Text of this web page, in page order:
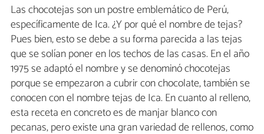
Las chocotejas son un postre emblemático de Perú,
específicamente de Ica. ¿Y por qué el nombre de tejas?
Pues bien, esto se debe a su forma parecida a las tejas
que se solían poner en los techos de las casas. En el año
1975 se adaptó el nombre y se denominó chocotejas
porque se empezaron a cubrir con chocolate, también se
conocen con el nombre tejas de Ica. En cuanto al relleno,
esta receta en concreto es de manjar blanco con
pecanas, pero existe una gran variedad de rellenos, como